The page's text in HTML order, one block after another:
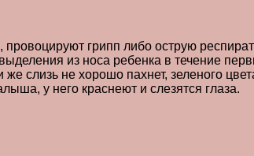
грипп либо острую
из носа ребенка в течение
слизь не хорошо пахнет, зеленого
у него краснеют и слезятся глаза.